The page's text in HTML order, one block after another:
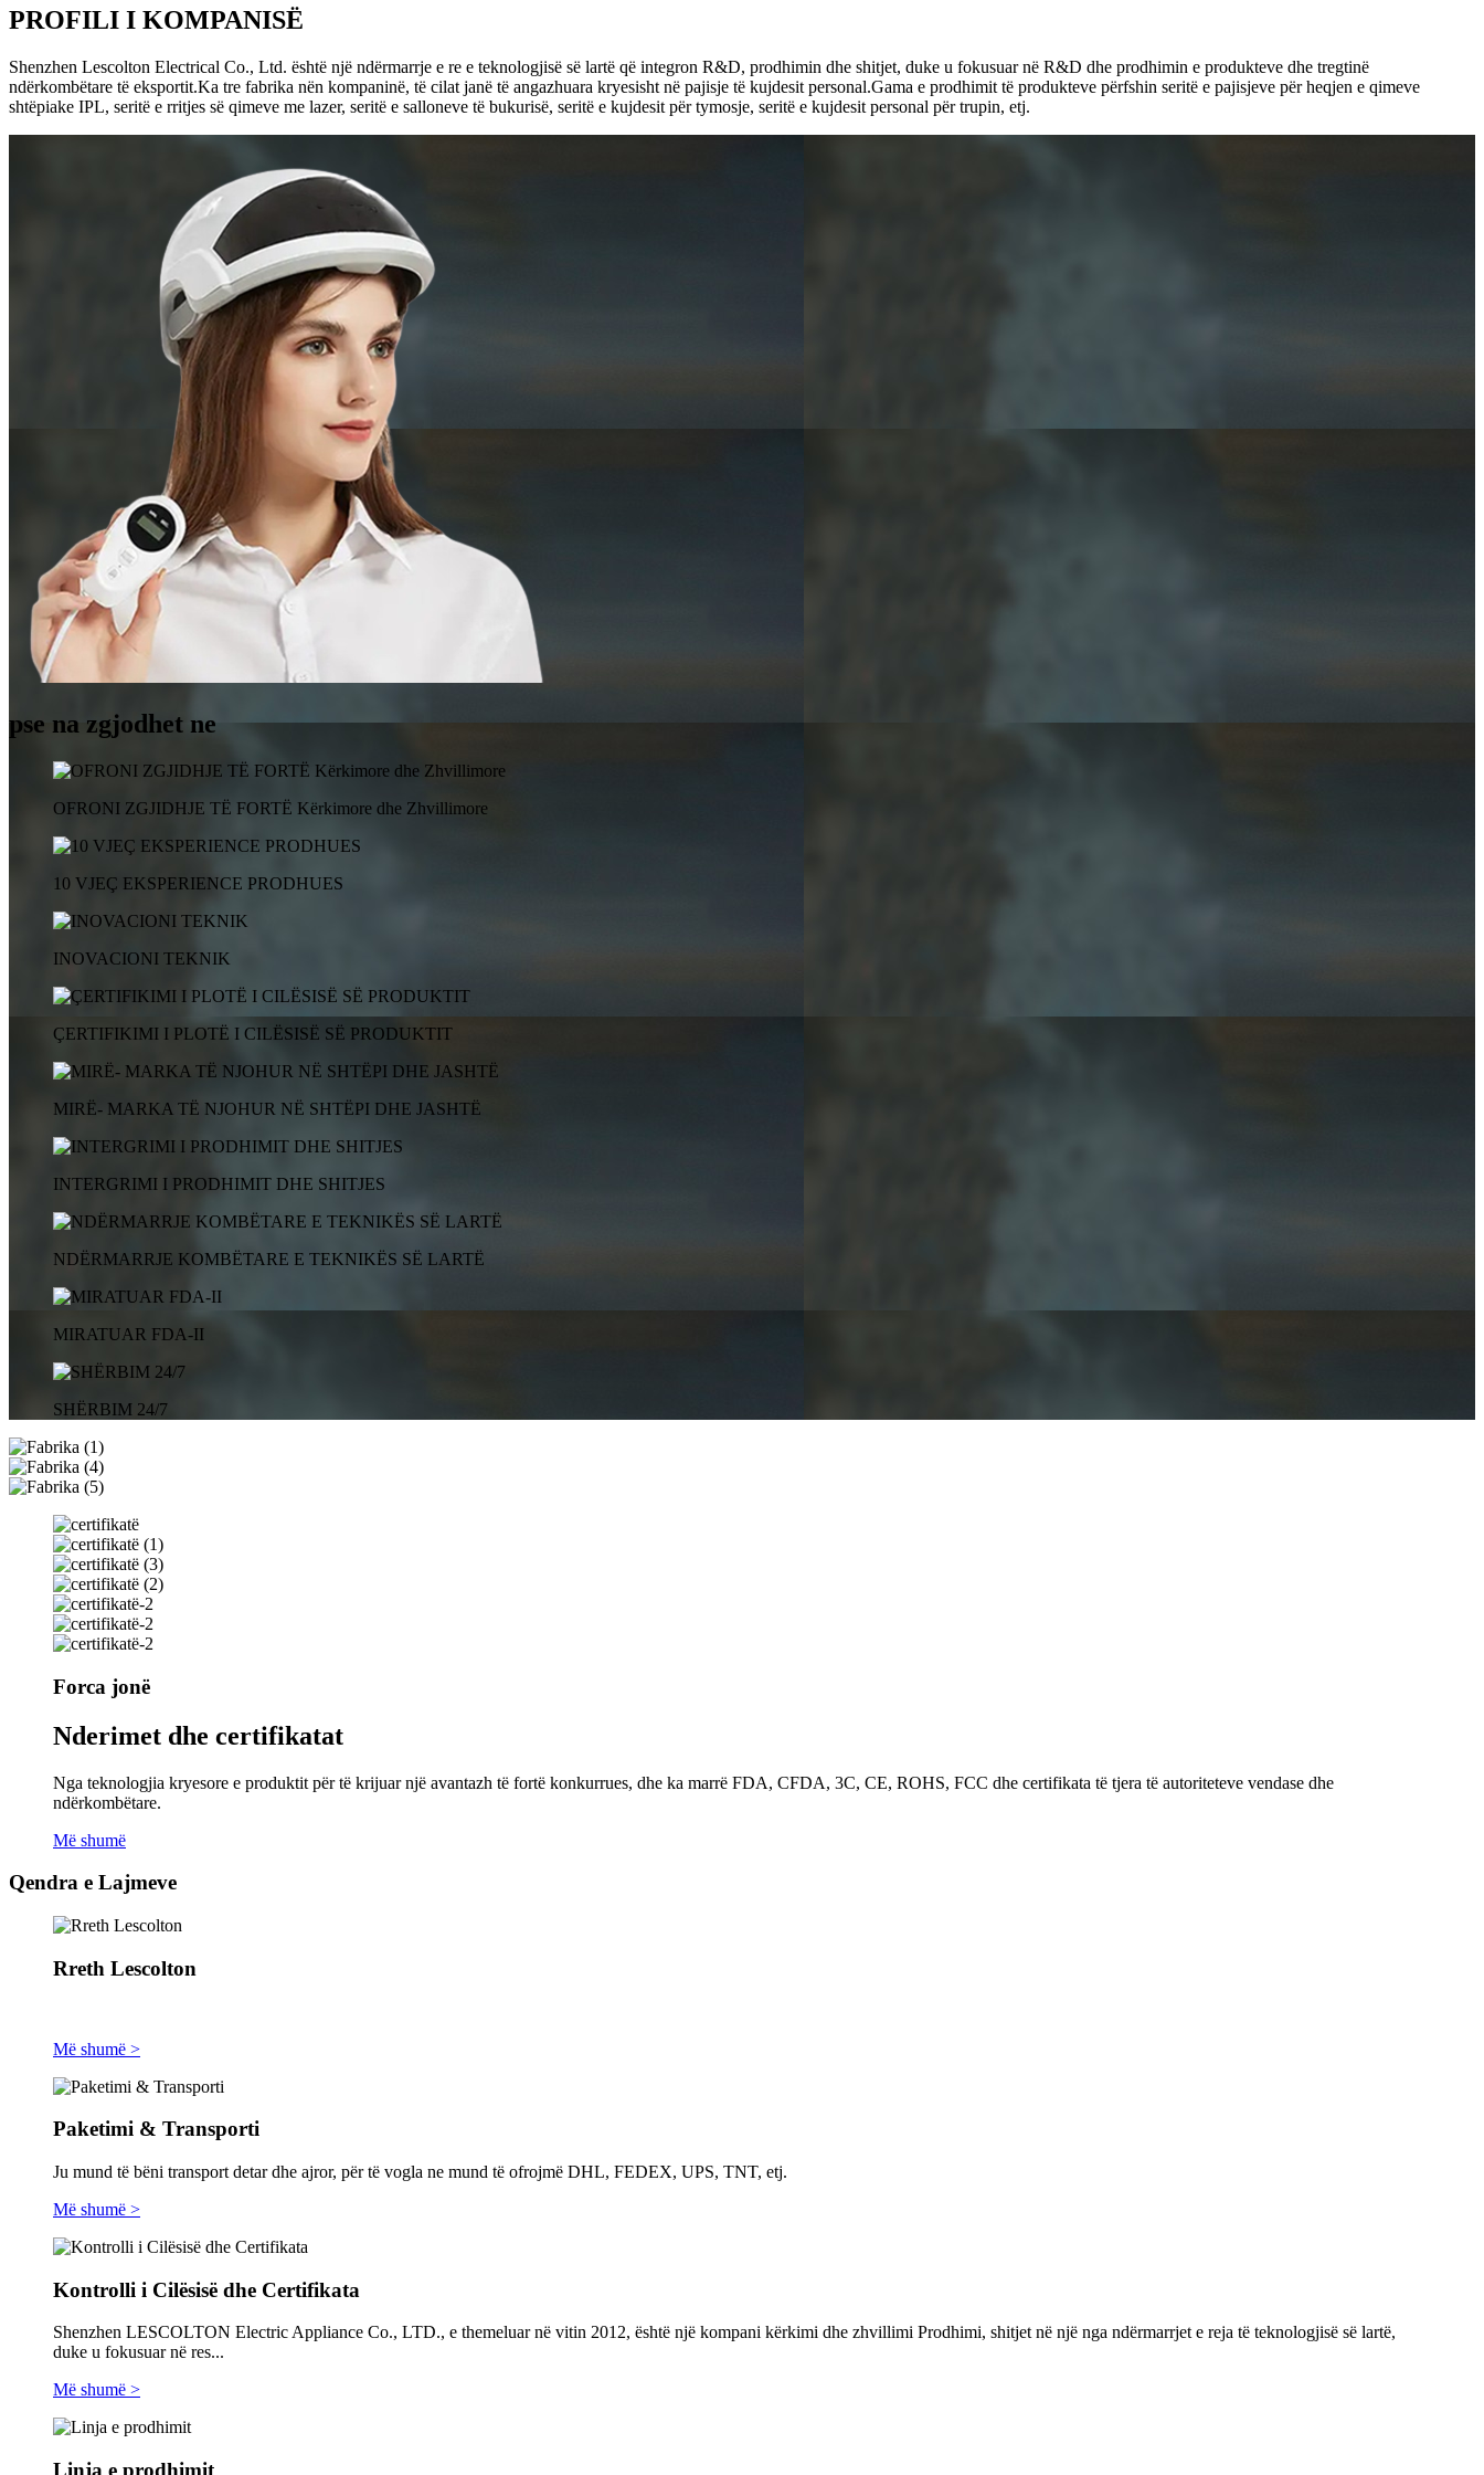
PROFILI I KOMPANISË
Shenzhen Lescolton Electrical Co., Ltd. është një ndërmarrje e re e teknologjisë së lartë që integron R&D, prodhimin dhe shitjet, duke u fokusuar në R&D dhe prodhimin e produkteve dhe tregtinë
ndërkombëtare të eksportit.Ka tre fabrika nën kompaninë, të cilat janë të angazhuara kryesisht në pajisje të kujdesit personal.Gama e prodhimit të produkteve përfshin seritë e pajisjeve për heqjen e qimeve
shtëpiake IPL, seritë e rritjes së qimeve me lazer, seritë e salloneve të bukurisë, seritë e kujdesit për tymosje, seritë e kujdesit personal për trupin, etj.
pse na zgjodhet ne
OFRONI ZGJIDHJE TË FORTË Kërkimore dhe Zhvillimore
10 VJEÇ EKSPERIENCE PRODHUES
INOVACIONI TEKNIK
ÇERTIFIKIMI I PLOTË I CILËSISË SË PRODUKTIT
MIRË- MARKA TË NJOHUR NË SHTËPI DHE JASHTË
INTERGRIMI I PRODHIMIT DHE SHITJES
NDËRMARRJE KOMBËTARE E TEKNIKËS SË LARTË
MIRATUAR FDA-II
SHËRBIM 24/7
Forca jonë
Nderimet dhe certifikatat
Nga teknologjia kryesore e produktit për të krijuar një avantazh të fortë konkurrues, dhe ka marrë FDA, CFDA, 3C, CE, ROHS, FCC dhe certifikata të tjera të autoriteteve vendase dhe
ndërkombëtare.
Më shumë
Qendra e Lajmeve
Rreth Lescolton
Më shumë >
Paketimi & Transporti
Ju mund të bëni transport detar dhe ajror, për të vogla ne mund të ofrojmë DHL, FEDEX, UPS, TNT, etj.
Më shumë >
Kontrolli i Cilësisë dhe Certifikata
Shenzhen LESCOLTON Electric Appliance Co., LTD., e themeluar në vitin 2012, është një kompani kërkimi dhe zhvillimi Prodhimi, shitjet në një nga ndërmarrjet e reja të teknologjisë së lartë,
duke u fokusuar në res...
Më shumë >
Linja e prodhimit